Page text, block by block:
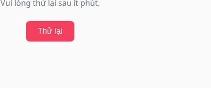
Vui lòng thử lại sau ít phút.
Thử lại